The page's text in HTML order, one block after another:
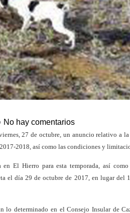
No hay comentarios
27 de octubre, un anuncio relativo a
2018, así como las condiciones y
El Hierro para esta temporada, así
el día 29 de octubre de 2017, en lugar
determinado en el Consejo Insular de